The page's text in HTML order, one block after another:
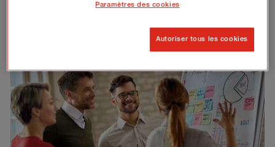
Paramètres des cookies
Autoriser tous les cookies